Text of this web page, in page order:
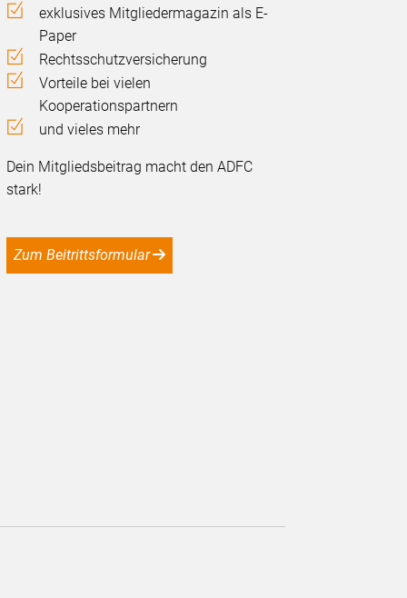
exklusives Mitgliedermagazin als E-
Paper
Rechtsschutzversicherung
Vorteile bei vielen
Kooperationspartnern
und vieles mehr
Dein Mitgliedsbeitrag macht den ADFC
stark!
Zum Beitrittsformular